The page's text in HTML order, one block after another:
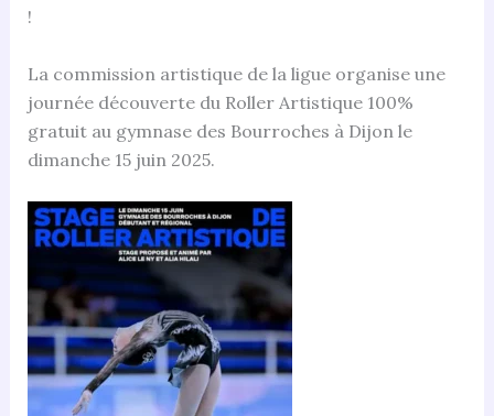
!
La commission artistique de la ligue organise une
journée découverte du Roller Artistique 100%
gratuit au gymnase des Bourroches à Dijon le
dimanche 15 juin 2025.